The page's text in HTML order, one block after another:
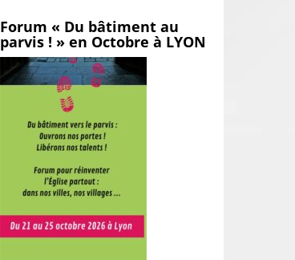
Forum « Du bâtiment au
parvis ! » en Octobre à LYON